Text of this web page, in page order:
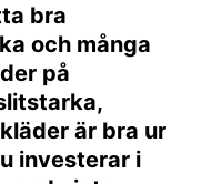
bra
och många
på
är bra ur
investerar i